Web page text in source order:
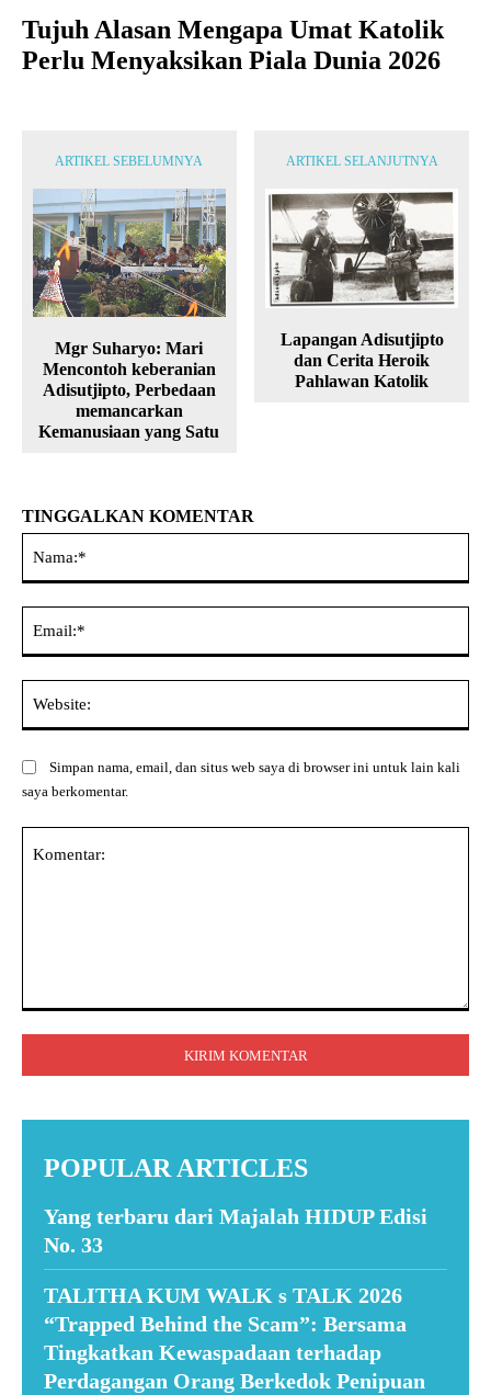
Tujuh Alasan Mengapa Umat Katolik
Perlu Menyaksikan Piala Dunia 2026
ARTIKEL SEBELUMNYA
Mgr Suharyo: Mari
Mencontoh keberanian
Adisutjipto, Perbedaan
memancarkan
Kemanusiaan yang Satu
ARTIKEL SELANJUTNYA
Lapangan Adisutjipto
dan Cerita Heroik
Pahlawan Katolik
TINGGALKAN KOMENTAR
Simpan nama, email, dan situs web saya di browser ini untuk lain kali
saya berkomentar.
POPULAR ARTICLES
Yang terbaru dari Majalah HIDUP Edisi
No. 33
TALITHA KUM WALK s TALK 2026
“Trapped Behind the Scam”: Bersama
Tingkatkan Kewaspadaan terhadap
Perdagangan Orang Berkedok Penipuan